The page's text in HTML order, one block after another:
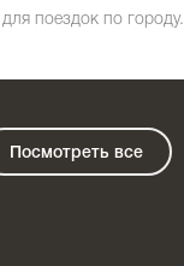
поездок по городу.
Посмотреть все